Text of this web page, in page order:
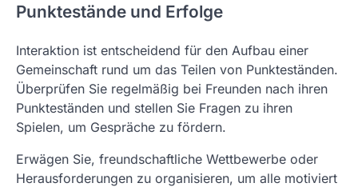
Punktestände und Erfolge
Interaktion ist entscheidend für den Aufbau einer
Gemeinschaft rund um das Teilen von Punkteständen.
Überprüfen Sie regelmäßig bei Freunden nach ihren
Punkteständen und stellen Sie Fragen zu ihren
Spielen, um Gespräche zu fördern.
Erwägen Sie, freundschaftliche Wettbewerbe oder
Herausforderungen zu organisieren, um alle motiviert